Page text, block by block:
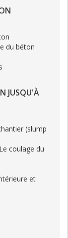
du béton
JUSQU'À
(slump
coulage du
et